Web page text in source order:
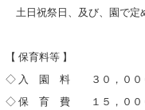
土日祝祭日、及び、園で定
【 保育料等 】
◇ 入 園 料 ３０，００
◇ 保 育 費 １５，０００